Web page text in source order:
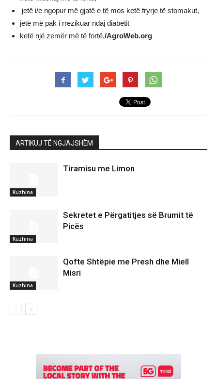
jetë i/e ngopur më gjatë e të mos ketë fryrje të stomakut,
jetë më pak i rrezikuar ndaj diabetit
ketë një zemër më të fortë./AgroWeb.org
ARTIKUJ TË NGJAJSHËM
Kuzhina
Tiramisu me Limon
Kuzhina
Sekretet e Përgatitjes së Brumit të
Picës
Kuzhina
Qofte Shtëpie me Presh dhe Miell
Misri